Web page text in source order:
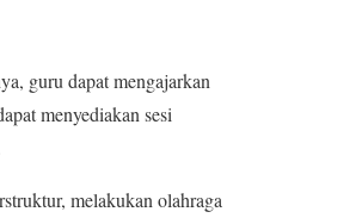
guru dapat mengajarkan
menyediakan sesi
melakukan olahraga